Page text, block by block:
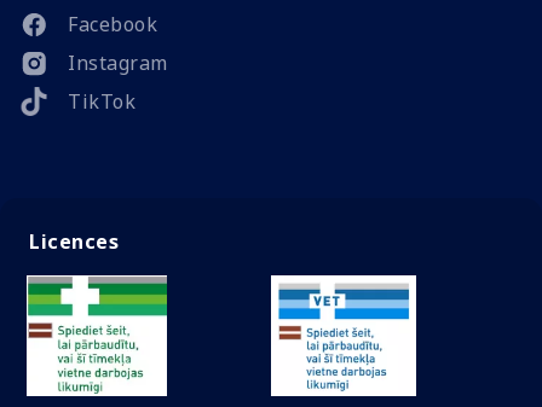
Facebook
Instagram
TikTok
Licences